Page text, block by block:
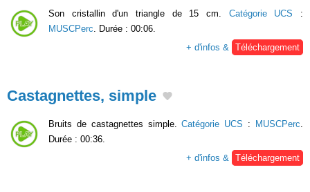
Son cristallin d'un triangle de 15 cm. Catégorie UCS :
MUSCPerc. Durée : 00:06.
+ d'infos & Téléchargement
Castagnettes, simple
Bruits de castagnettes simple.Catégorie UCS : MUSCPerc.
Durée : 00:36.
+ d'infos & Téléchargement